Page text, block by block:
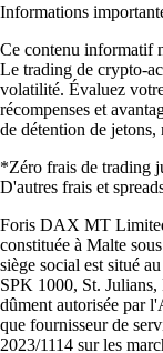
Informations
Ce contenu informatif
Le trading de crypto-
volatilité. Évaluez
récompenses et
de détention de
*Zéro frais de trading
D'autres frais et
Foris DAX MT
constituée à Malte
siège social est situé
SPK 1000, St.
dûment autorisée par
que fournisseur de
2023/1114 sur les